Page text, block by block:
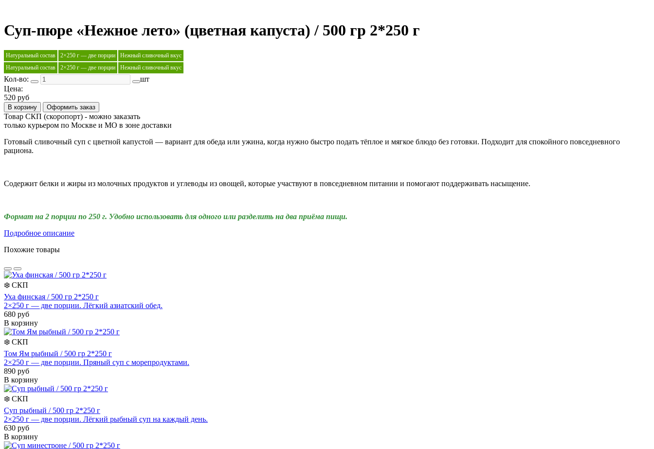
Суп-пюре «Нежное лето» (цветная капуста) / 500 гр 2*250 г
Натуральный состав 2×250 г — две порции
Нежный сливочный вкус
Натуральный состав
2×250 г — две порции Нежный сливочный вкус
Кол-во:
шт
Цена:
520 руб
В корзину Оформить заказ
Товар СКП (скоропорт) - можно заказать
только курьером по Москве и МО в зоне доставки
Готовый сливочный суп с цветной капустой — вариант для обеда или ужина, когда нужно быстро подать тёплое и мягкое блюдо без готовки. Подходит для спокойного повседневного
рациона.
Содержит белки и жиры из молочных продуктов и углеводы из овощей, которые участвуют в повседневном питании и помогают поддерживать насыщение.
Формат на 2 порции по 250 г. Удобно использовать для одного или разделить на два приёма пищи.
Подробное описание
Похожие товары
❄️ СКП
Уха финская / 500 гр 2*250 г
2×250 г — две порции. Лёгкий азиатский обед.
680 руб
В корзину
❄️ СКП
Том Ям рыбный / 500 гр 2*250 г
2×250 г — две порции. Пряный суп с морепродуктами.
890 руб
В корзину
❄️ СКП
Суп рыбный / 500 гр 2*250 г
2×250 г — две порции. Лёгкий рыбный суп на каждый день.
630 руб
В корзину